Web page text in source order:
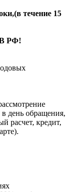
течение 15
РФ!
день обращения,
расчет, кредит,